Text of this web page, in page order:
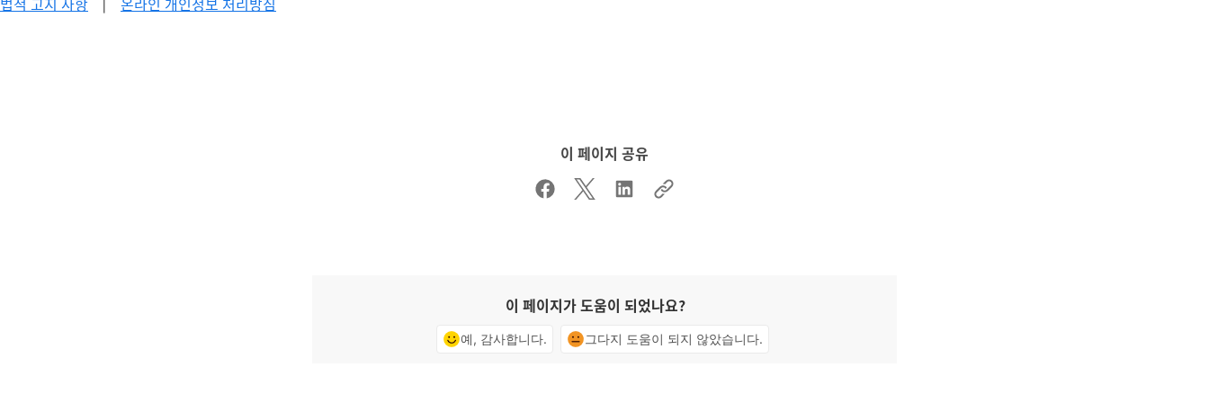
이 페이지 공유
이 페이지가 도움이 되었나요?
예, 감사합니다. 그다지 도움이 되지 않았습니다.